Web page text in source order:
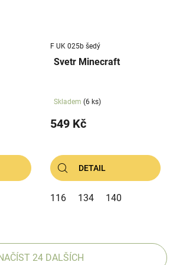
F UK 025b šedý
Svetr Minecraft
Skladem (6 ks)
549 Kč
DETAIL
116 134 140
NAČÍST 24 DALŠÍCH